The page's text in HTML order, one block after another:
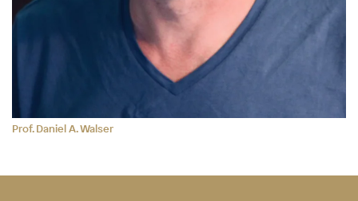
Prof. Daniel A. Walser